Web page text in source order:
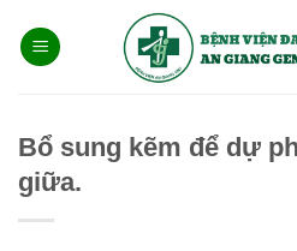
qua
Bổ sung kẽm để dự
giữa.